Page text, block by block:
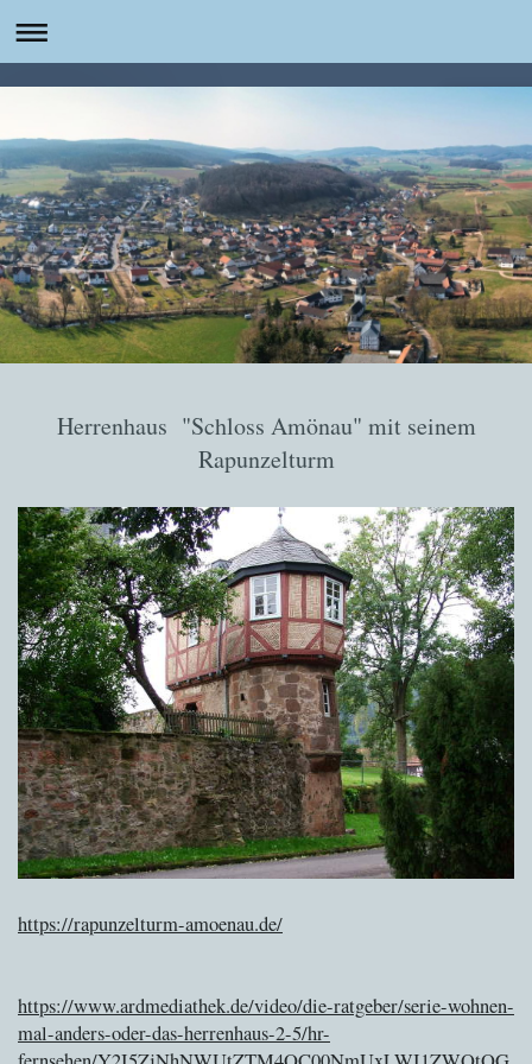
Herrenhaus "Schloss Amönau" mit seinem
Rapunzelturm
https://rapunzelturm-amoenau.de/
https://www.ardmediathek.de/video/die-ratgeber/serie-wohnen-
mal-anders-oder-das-herrenhaus-2-5/hr-